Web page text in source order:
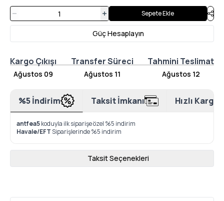
Sepete Ekle
Güç Hesaplayın
Kargo Çıkışı
Ağustos 09
Transfer Süreci
Ağustos 11
Tahmini Teslimat
Ağustos 12
%5 İndirim Taksit İmkanı Hızlı Kargo
antfea5koduyla ilk siparişe özel %5 indirim
Havale/EFTSiparişlerinde %5 indirim
Taksit Seçenekleri